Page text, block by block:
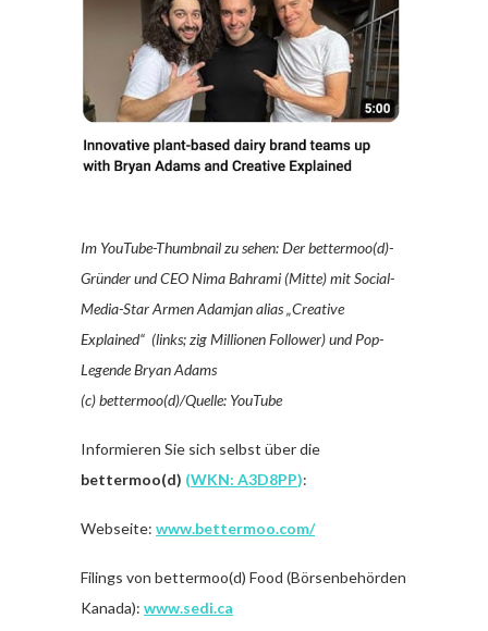
Im YouTube-Thumbnail zu sehen: Der bettermoo(d)-
Gründer und CEO Nima Bahrami (Mitte) mit Social-
Media-Star Armen Adamjan alias „Creative
Explained“ (links; zig Millionen Follower) und Pop-
Legende Bryan Adams
(c) bettermoo(d)/Quelle: YouTube
Informieren Sie sich selbst über die
bettermoo(d) (WKN: A3D8PP):
Webseite: www.bettermoo.com/
Filings von bettermoo(d) Food (Börsenbehörden
Kanada): www.sedi.ca